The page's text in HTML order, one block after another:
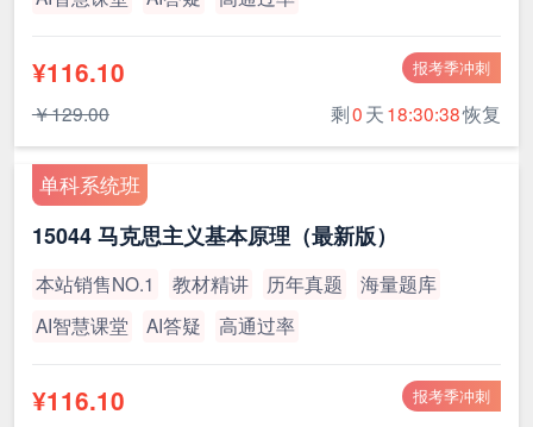
报考季冲刺
¥116.10
￥129.00 剩0天18:30:38恢复
单科系统班
15044 马克思主义基本原理（最新版）
本站销售NO.1 教材精讲 历年真题
海量题库
AI智慧课堂
AI答疑 高通过率
报考季冲刺
¥116.10